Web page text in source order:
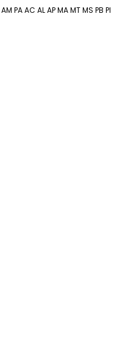
AM PAAC ALAPMAMTMS PB PI